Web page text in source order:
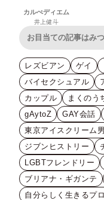
カルぺディエム
井上健斗
レズビアン ゲイ
バイセクシュアル
カップル
まくのう
gAytoZ
GAY会話
東京アイスクリーム
ジブンヒストリー
LGBTフレンドリー
ブリアナ・ギガンテ
自分らしく生きるプ